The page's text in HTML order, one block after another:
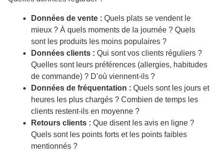
Données de vente : Quels plats se vendent le
mieux ? À quels moments de la journée ? Quels
sont les produits les moins populaires ?
Données clients : Qui sont vos clients réguliers ?
Quelles sont leurs préférences (allergies, habitudes
de commande) ? D’où viennent-ils ?
Données de fréquentation : Quels sont les jours et
heures les plus chargés ? Combien de temps les
clients restent-ils en moyenne ?
Retours clients : Que disent les avis en ligne ?
Quels sont les points forts et les points faibles
mentionnés ?